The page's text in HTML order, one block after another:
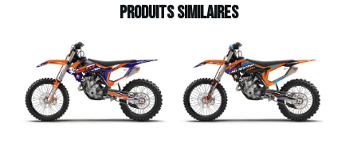
Produits similaires